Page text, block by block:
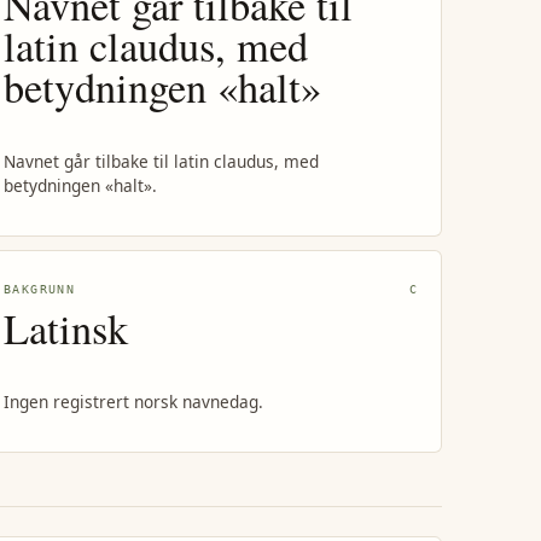
latin claudus, med
betydningen «halt»
Navnet går tilbake til latin claudus, med
betydningen «halt».
BAKGRUNN C
Latinsk
Ingen registrert norsk navnedag.